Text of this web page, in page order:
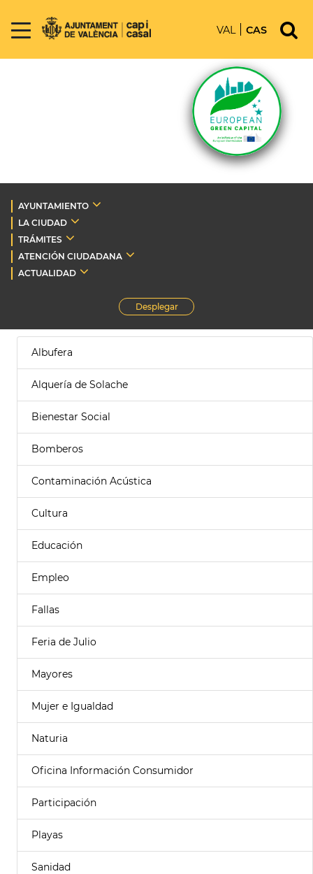
VAL CAS
AYUNTAMIENTO
LA CIUDAD
TRÁMITES
ATENCIÓN CIUDADANA
ACTUALIDAD
Desplegar
Albufera
Alquería de Solache
Bienestar Social
Bomberos
Contaminación Acústica
Cultura
Educación
Empleo
Fallas
Feria de Julio
Mayores
Mujer e Igualdad
Naturia
Oficina Información Consumidor
Participación
Playas
Sanidad